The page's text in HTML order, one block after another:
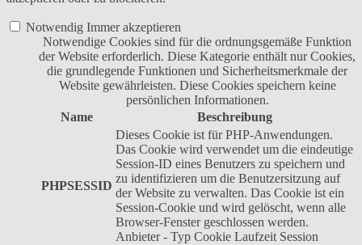
Notwendig Immer akzeptieren
Notwendige Cookies sind für die ordnungsgemäße Funktion
der Website erforderlich. Diese Kategorie enthält nur Cookies,
die grundlegende Funktionen und Sicherheitsmerkmale der
Website gewährleisten. Diese Cookies speichern keine
persönlichen Informationen.
Name
Beschreibung
PHPSESSID
Dieses Cookie ist für PHP-Anwendungen.
Das Cookie wird verwendet um die eindeutige
Session-ID eines Benutzers zu speichern und
zu identifizieren um die Benutzersitzung auf
der Website zu verwalten. Das Cookie ist ein
Session-Cookie und wird gelöscht, wenn alle
Browser-Fenster geschlossen werden.
Anbieter - Typ Cookie Laufzeit Session